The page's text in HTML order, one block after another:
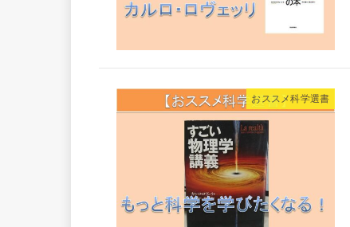
おススメ科学選書